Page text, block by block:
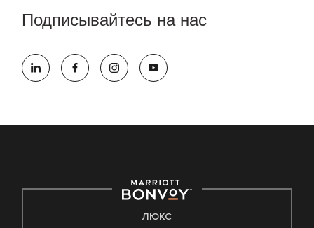
Подписывайтесь на нас
ЛЮКС